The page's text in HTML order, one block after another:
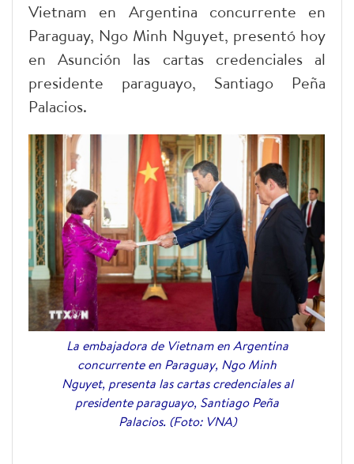
Vietnam en Argentina concurrente en
Paraguay, Ngo Minh Nguyet, presentó hoy
en Asunción las cartas credenciales al
presidente paraguayo, Santiago Peña
Palacios.
La embajadora de Vietnam en Argentina
concurrente en Paraguay, Ngo Minh
Nguyet, presenta las cartas credenciales al
presidente paraguayo, Santiago Peña
Palacios. (Foto: VNA)